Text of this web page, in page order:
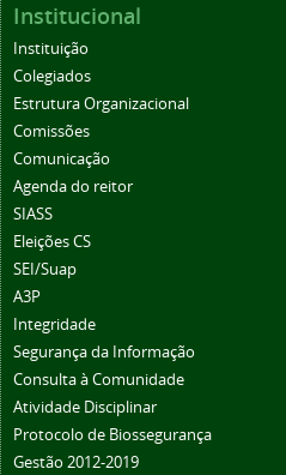
Institucional
Instituição
Colegiados
Estrutura Organizacional
Comissões
Comunicação
Agenda do reitor
SIASS
Eleições CS
SEI/Suap
A3P
Integridade
Segurança da Informação
Consulta à Comunidade
Atividade Disciplinar
Protocolo de Biossegurança
Gestão 2012-2019